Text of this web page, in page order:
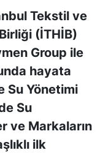
Tekstil ve
(İTHİB)
Group ile
hayata
Su Yönetimi
Su
ve Markaların
ilk